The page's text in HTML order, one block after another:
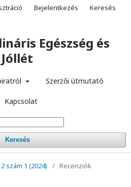
Egészség és
Jóllét
Szerzői útmutató
Kapcsolat
Keresés
Bejelentkezés Keresés
szám 1 (2024) / Recenziók